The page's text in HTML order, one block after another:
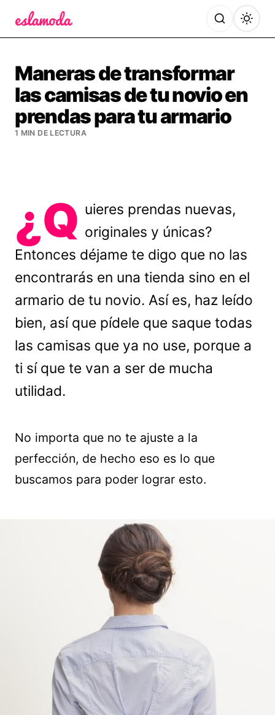
Maneras de transformar
las camisas de tu novio en
prendas para tu armario
1 MIN DE LECTURA
¿Q uieres prendas nuevas,
originales y únicas?
Entonces déjame te digo que no las
encontrarás en una tienda sino en el
armario de tu novio. Así es, haz leído
bien, así que pídele que saque todas
las camisas que ya no use, porque a
ti sí que te van a ser de mucha
utilidad.
No importa que no te ajuste a la
perfección, de hecho eso es lo que
buscamos para poder lograr esto.